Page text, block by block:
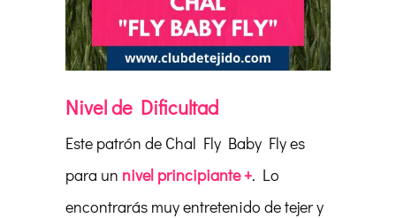
Nivel de Dificultad
Este patrón de Chal Fly Baby Fly es
para un nivel principiante +. Lo
encontrarás muy entretenido de tejer y